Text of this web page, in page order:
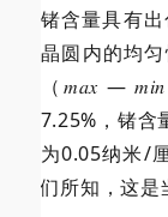
锗含量具有
晶圆内的均
（𝑚𝑎𝑥 ―
7.25%，锗含
为0.05纳米/
们所知，这是